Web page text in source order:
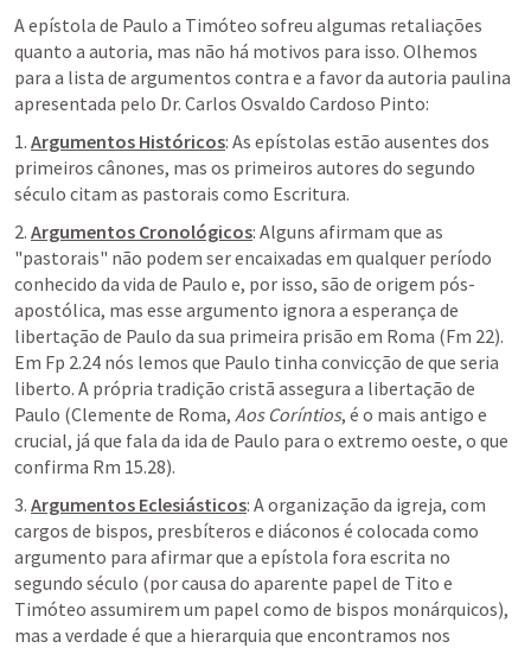
A epístola de Paulo a Timóteo sofreu algumas retaliações
quanto a autoria, mas não há motivos para isso. Olhemos
para a lista de argumentos contra e a favor da autoria paulina
apresentada pelo Dr. Carlos Osvaldo Cardoso Pinto:
1. Argumentos Históricos: As epístolas estão ausentes dos
primeiros cânones, mas os primeiros autores do segundo
século citam as pastorais como Escritura.
2. Argumentos Cronológicos: Alguns afirmam que as
"pastorais" não podem ser encaixadas em qualquer período
conhecido da vida de Paulo e, por isso, são de origem pós-
apostólica, mas esse argumento ignora a esperança de
libertação de Paulo da sua primeira prisão em Roma (Fm 22).
Em Fp 2.24 nós lemos que Paulo tinha convicção de que seria
liberto. A própria tradição cristã assegura a libertação de
Paulo (Clemente de Roma, Aos Coríntios, é o mais antigo e
crucial, já que fala da ida de Paulo para o extremo oeste, o que
confirma Rm 15.28).
3. Argumentos Eclesiásticos: A organização da igreja, com
cargos de bispos, presbíteros e diáconos é colocada como
argumento para afirmar que a epístola fora escrita no
segundo século (por causa do aparente papel de Tito e
Timóteo assumirem um papel como de bispos monárquicos),
mas a verdade é que a hierarquia que encontramos nos